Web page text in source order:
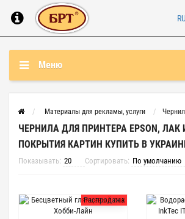
RU
Меню
Материалы для рекламы, услуги
ЧЕРНИЛА ДЛЯ ПРИНТЕРА EPSON, ЛАК
ПОКРЫТИЯ КАРТИН КУПИТЬ В
Показывать: Сортировать:
Распродажа